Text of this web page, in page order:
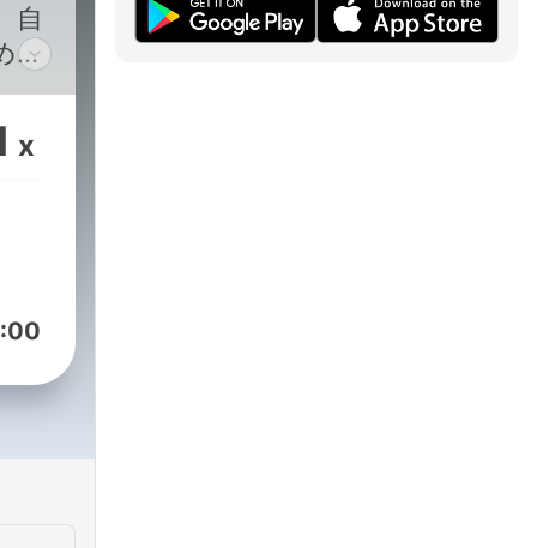
自
の
ニ
い
木
音
x